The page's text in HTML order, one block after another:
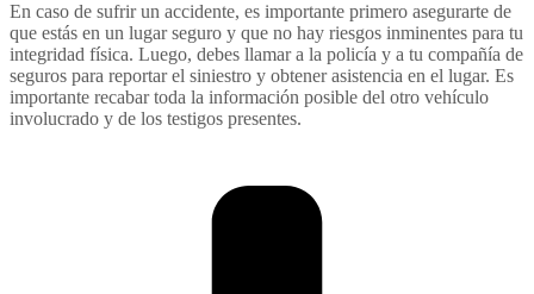
En caso de sufrir un accidente, es importante primero asegurarte de
que estás en un lugar seguro y que no hay riesgos inminentes para tu
integridad física. Luego, debes llamar a la policía y a tu compañía de
seguros para reportar el siniestro y obtener asistencia en el lugar. Es
importante recabar toda la información posible del otro vehículo
involucrado y de los testigos presentes.